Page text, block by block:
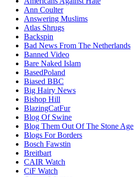
Ann Coulter
Answering Muslims
Atlas Shrugs
Backspin
Bad News From The Netherlands
Banned Video
Bare Naked Islam
BasedPoland
Biased BBC
Big Hairy News
Bishop Hill
BlazingCatFur
Blog Of Swine
Blog Them Out Of The Stone Age
Blogs For Borders
Bosch Fawstin
Breitbart
CAIR Watch
CiF Watch